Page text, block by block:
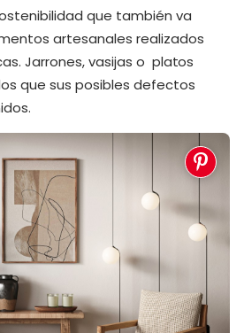
que también va
artesanales realizados
Jarrones, vasijas o platos
que sus posibles defectos